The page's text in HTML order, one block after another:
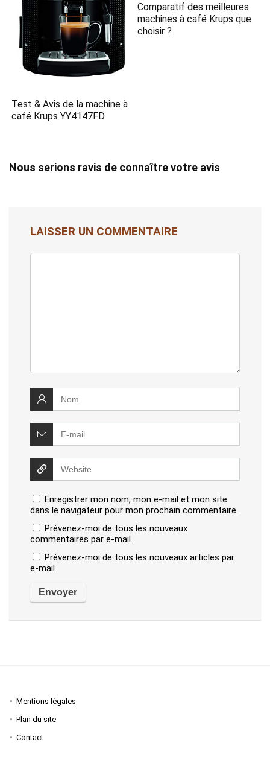
Test & Avis de la machine à
café Krups YY4147FD
Comparatif des meilleures
machines à café Krups que
choisir ?
Nous serions ravis de connaître votre avis
LAISSER UN COMMENTAIRE
Enregistrer mon nom, mon e-mail et mon site
dans le navigateur pour mon prochain commentaire.
Prévenez-moi de tous les nouveaux
commentaires par e-mail.
Prévenez-moi de tous les nouveaux articles par
e-mail.
Mentions légales
Plan du site
Contact